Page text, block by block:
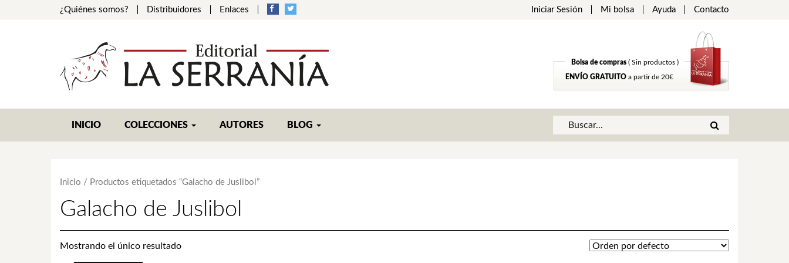
¿Quiénes somos? Distribuidores Enlaces Iniciar Sesión Mi bolsa Ayuda Contacto
Bolsa de compras ( Sin productos )
ENVÍO GRATUITO a partir de 20€
INICIO COLECCIONES AUTORES BLOG
Inicio / Productos etiquetados “Galacho de Juslibol”
Galacho de Juslibol
Mostrando el único resultado